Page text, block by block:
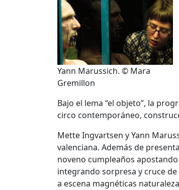
Yann Marussich. © Mara
Gremillon
Bajo el lema “el objeto”, la
circo contemporáneo,
Mette Ingvartsen y Yann
valenciana. Además de
noveno cumpleaños
integrando sorpresa y cruce
a escena magnéticas